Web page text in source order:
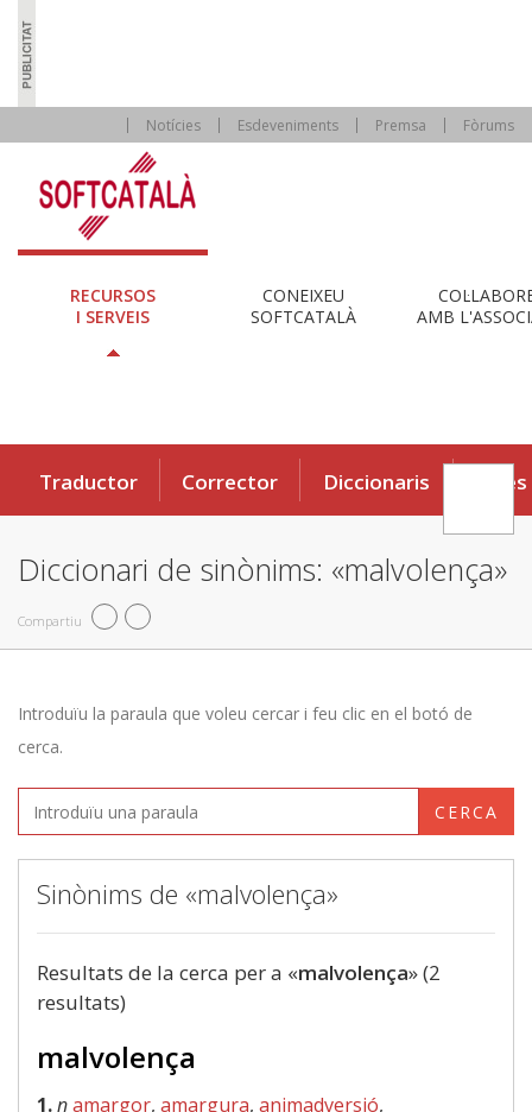
Notícies Esdeveniments Premsa Fòrums
RECURSOS
I SERVEIS
CONEIXEU
SOFTCATALÀ
AMB
Traductor Corrector Diccionaris Eines
Diccionari de sinònims: «malvolença»
Compartiu
Introduïu la paraula que voleu cercar i feu clic en el botó de
cerca.
CERCA
Sinònims de «malvolença»
Resultats de la cerca per a «malvolença» (2
resultats)
malvolença
1.namargor, amargura, animadversió,